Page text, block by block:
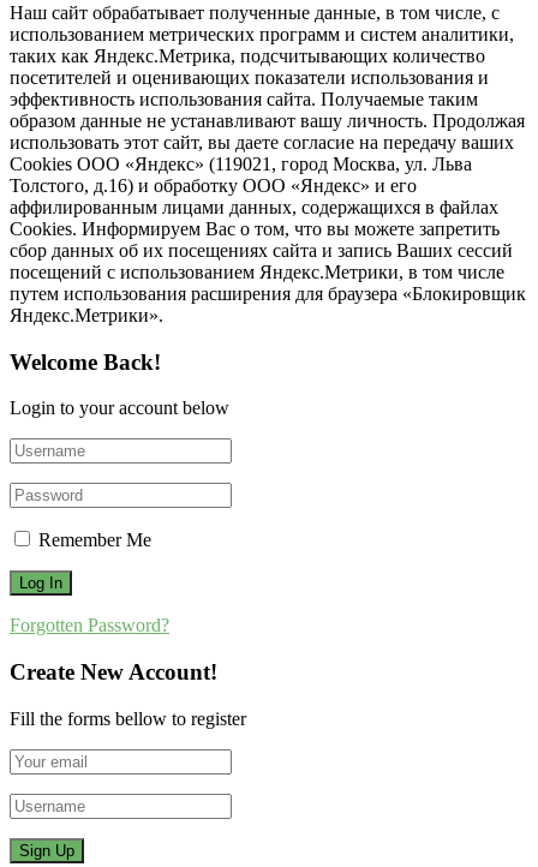
Наш сайт обрабатывает полученные данные, в том числе, с
использованием метрических программ и систем аналитики,
таких как Яндекс.Метрика, подсчитывающих количество
посетителей и оценивающих показатели использования и
эффективность использования сайта. Получаемые таким
образом данные не устанавливают вашу личность. Продолжая
использовать этот сайт, вы даете согласие на передачу ваших
Cookies ООО «Яндекс» (119021, город Москва, ул. Льва
Толстого, д.16) и обработку ООО «Яндекс» и его
аффилированным лицами данных, содержащихся в файлах
Cookies. Информируем Вас о том, что вы можете запретить
сбор данных об их посещениях сайта и запись Ваших сессий
посещений с использованием Яндекс.Метрики, в том числе
путем использования расширения для браузера «Блокировщик
Яндекс.Метрики».
Welcome Back!
Login to your account below
Remember Me
Forgotten Password?
Create New Account!
Fill the forms bellow to register